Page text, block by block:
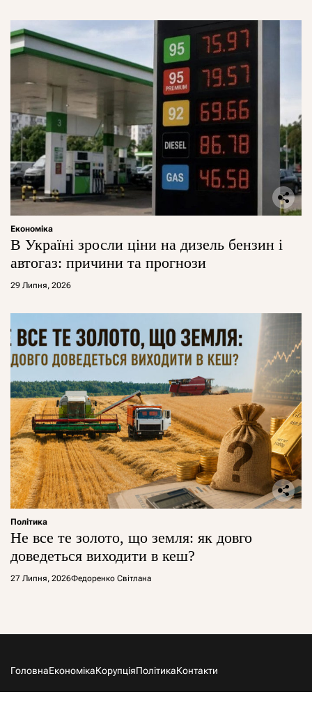
Економіка
В Україні зросли ціни на дизель бензин і
автогаз: причини та прогнози
29 Липня, 2026
Політика
Не все те золото, що земля: як довго
доведеться виходити в кеш?
27 Липня, 2026Федоренко Світлана
ГоловнаЕкономікаКорупціяПолітикаКонтакти